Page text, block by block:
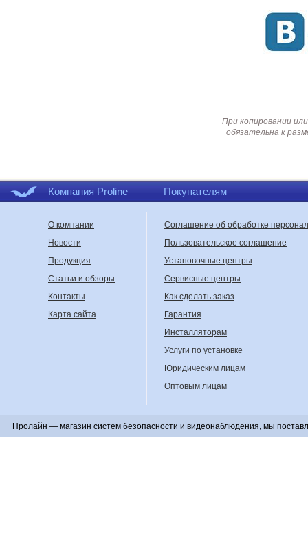
При копировании
обязательна к
Компания Proline Покупателям
О компании
Новости
Продукция
Статьи и обзоры
Контакты
Карта сайта
Соглашение об обработке
Пользовательское соглашение
Установочные центры
Сервисные центры
Как сделать заказ
Гарантия
Инсталляторам
Услуги по установке
Юридическим лицам
Оптовым лицам
Пролайн — магазин систем безопасности и видеонаблюдения, мы